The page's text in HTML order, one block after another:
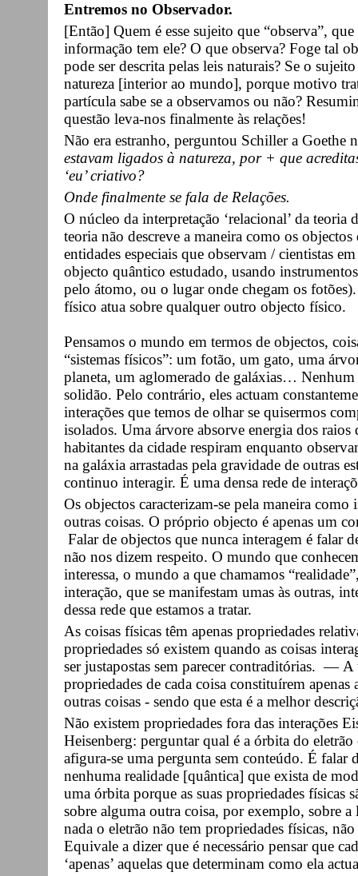
Entremos no Observador.
[Então] Quem é esse sujeito que “observa”,
informação tem ele? O que observa? Foge tal
pode ser descrita pelas leis naturais? Se o
natureza [interior ao mundo], porque motivo
partícula sabe se a observamos ou não?
questão leva-nos finalmente às relações!
Não era estranho, perguntou Schiller a
estavam ligados à natureza, por + que
‘eu’ criativo?
Onde finalmente se fala de Relações.
O núcleo da interpretação ‘relacional’ da teoria
teoria não descreve a maneira como os
entidades especiais que observam / cientistas
objecto quântico estudado, usando
pelo átomo, ou o lugar onde chegam os
físico atua sobre qualquer outro objecto físico.
Pensamos o mundo em termos de objectos,
“sistemas físicos”: um fotão, um gato, uma
planeta, um aglomerado de galáxias… Nenhum
solidão. Pelo contrário, eles actuam
interações que temos de olhar se quisermos
isolados. Uma árvore absorve energia dos
habitantes da cidade respiram enquanto
na galáxia arrastadas pela gravidade de outras
continuo interagir. É uma densa rede de
Os objectos caracterizam-se pela maneira
outras coisas. O próprio objecto é apenas um
Falar de objectos que nunca interagem é falar
não nos dizem respeito. O mundo que
interessa, o mundo a que chamamos
interação, que se manifestam umas às outras,
dessa rede que estamos a tratar.
As coisas físicas têm apenas propriedades
propriedades só existem quando as coisas
ser justapostas sem parecer contraditórias. — A
propriedades de cada coisa constituírem
outras coisas - sendo que esta é a melhor
Não existem propriedades fora das interações
Heisenberg: perguntar qual é a órbita do
afigura-se uma pergunta sem conteúdo. É falar
nenhuma realidade [quântica] que exista de
uma órbita porque as suas propriedades físicas
sobre alguma outra coisa, por exemplo, sobre
nada o eletrão não tem propriedades físicas,
Equivale a dizer que é necessário pensar que
‘apenas’ aquelas que determinam como ela